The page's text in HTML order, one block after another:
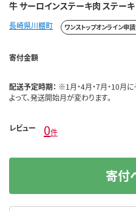
牛 サーロインステーキ肉 ステーキ
長崎県川棚町 ワンストップオンライン申
寄付金額
配送予定時期： ※1月・4月・7月・10月
よって、発送開始月が変わります。
レビュー 0件
寄付